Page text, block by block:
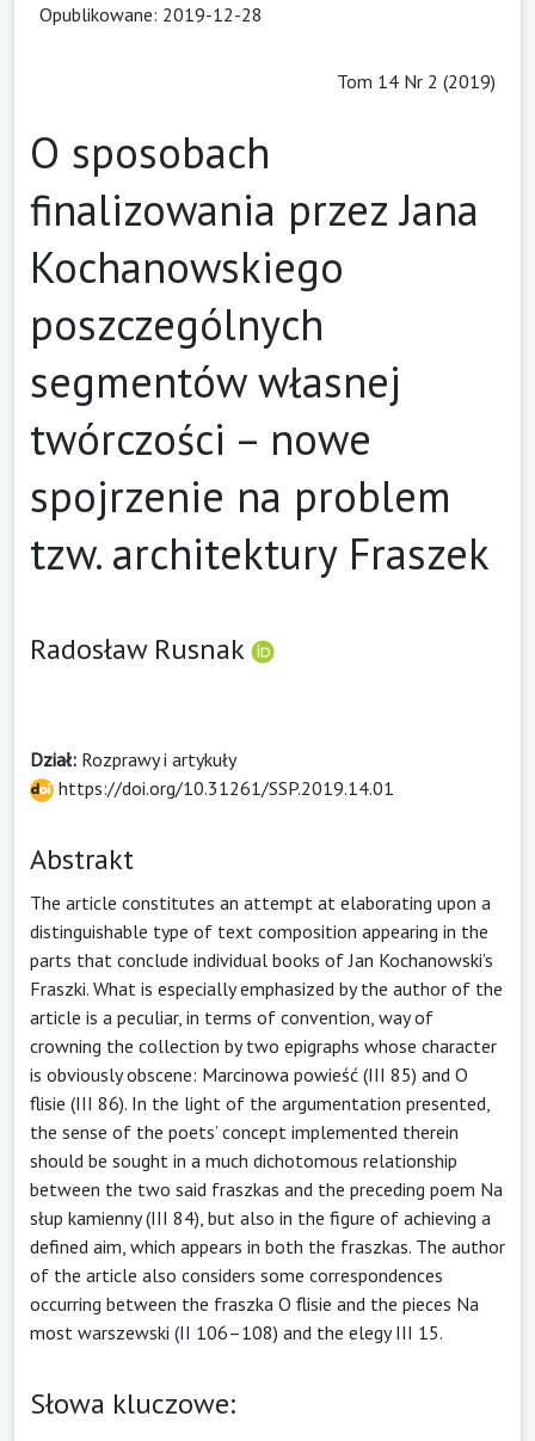
Opublikowane: 2019-12-28
Tom 14 Nr 2 (2019)
O sposobach
finalizowania przez Jana
Kochanowskiego
poszczególnych
segmentów własnej
twórczości – nowe
spojrzenie na problem
tzw. architektury Fraszek
Radosław Rusnak
Dział: Rozprawy i artykuły
https://doi.org/10.31261/SSP.2019.14.01
Abstrakt
The article constitutes an attempt at elaborating upon a
distinguishable type of text composition appearing in the
parts that conclude individual books of Jan Kochanowski’s
Fraszki. What is especially emphasized by the author of the
article is a peculiar, in terms of convention, way of
crowning the collection by two epigraphs whose character
is obviously obscene: Marcinowa powieść (III 85) and O
flisie (III 86). In the light of the argumentation presented,
the sense of the poets’ concept implemented therein
should be sought in a much dichotomous relationship
between the two said fraszkas and the preceding poem Na
słup kamienny (III 84), but also in the figure of achieving a
defined aim, which appears in both the fraszkas. The author
of the article also considers some correspondences
occurring between the fraszka O flisie and the pieces Na
most warszewski (II 106–108) and the elegy III 15.
Słowa kluczowe: